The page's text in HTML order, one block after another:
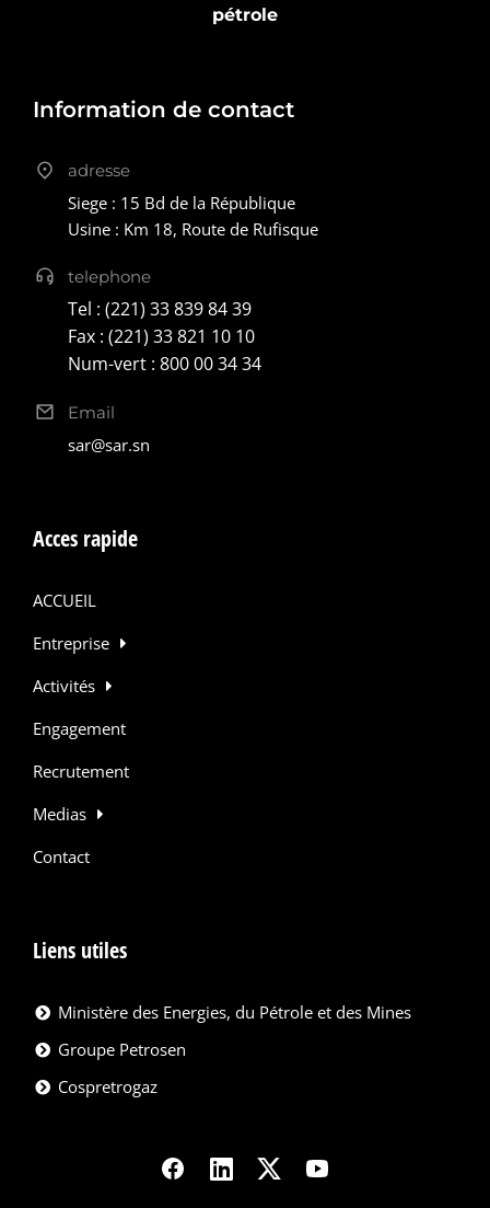
pétrole
Information de contact
adresse
Siege : 15 Bd de la République
Usine : Km 18, Route de Rufisque
telephone
Tel : (221) 33 839 84 39
Fax : (221) 33 821 10 10
Num-vert : 800 00 34 34
Email
sar@sar.sn
Acces rapide
ACCUEIL
Entreprise
Activités
Engagement
Recrutement
Medias
Contact
Liens utiles
Ministère des Energies, du Pétrole et des Mines
Groupe Petrosen
Cospretrogaz